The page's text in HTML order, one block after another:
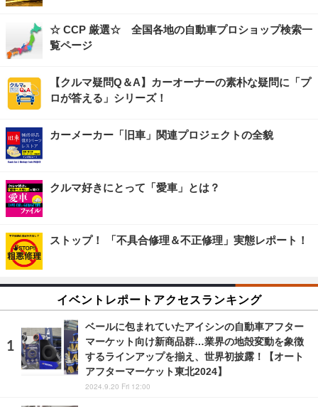
☆ CCP 厳選☆ 全国各地の自動車プロショップ検索一
覧ページ
【クルマ疑問Q＆A】カーオーナーの素朴な疑問に「プ
ロが答える」シリーズ！
カーメーカー「旧車」関連プロジェクトの全貌
クルマ好きにとって「愛車」とは？
ストップ！ 「不具合修理＆不正修理」実態レポート！
イベントレポートアクセスランキング
ベールに包まれていたアイシンの自動車アフター
マーケット向け新商品群…業界の地殻変動を象徴
するラインアップを揃え、世界初披露！【オート
アフターマーケット東北2024】
2024.9.20 Fri 12:00